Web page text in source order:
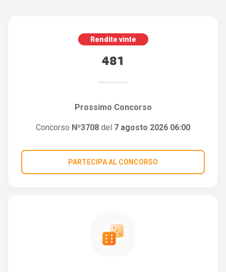
Rendite vinte
481
Prossimo Concorso
Concorso Nº3708 del 7 agosto 2026 06:00
PARTECIPA AL CONCORSO